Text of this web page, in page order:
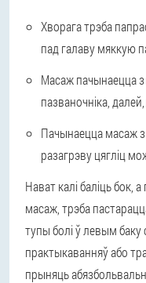
Хворага трэба
пад галаву мяккую
Масаж пачынаецца з
пазваночніка,
Пачынаецца масаж
разагрэву цягліц
Нават калі баліць бок,
масаж, трэба
тупы болі ў левым баку
практыкаванняў або
прыняць